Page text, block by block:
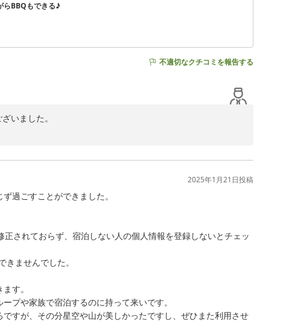
らBBQもできる♪
不適切なクチコミを報告する
いました。
ません。
てまいりますので、
す。
2025年1月21日投稿
過ごすことができました。
されておらず、宿泊しない人の個人情報を登録しないとチェッ
ませんでした。
す。
プや家族で宿泊するのに持って来いです。
すが、その分星空や山が美しかったですし、ぜひまた利用させ